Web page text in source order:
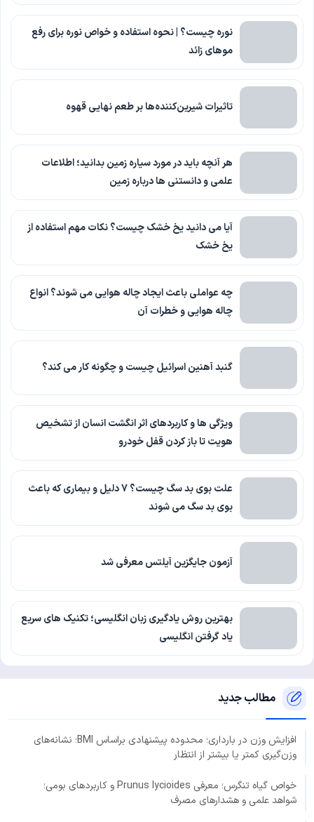
نوره چیست؟ | نحوه استفاده و خواص نوره برای رفع
موهای زائد
تاثیرات شیرین‌کننده‌ها بر طعم نهایی قهوه
هر آنچه باید در مورد سیاره زمین بدانید؛ اطلاعات
علمی و دانستنی ها درباره زمین
آیا می دانید یخ خشک چیست؟ نکات مهم استفاده از
یخ خشک
چه عواملی باعث ایجاد چاله هوایی می‌ شوند؟ انواع
چاله هوایی و خطرات آن
گنبد آهنین اسرائیل چیست و چگونه کار می کند؟
ویژگی ها و کاربردهای اثر انگشت انسان از تشخیص
هویت تا باز کردن قفل خودرو
علت بوی بد سگ چیست؟ 7 دلیل و بیماری که باعث
بوی بد سگ می شوند
آزمون جایگزین آیلتس معرفی شد
بهترین روش یادگیری زبان انگلیسی؛ تکنیک های سریع
یاد گرفتن انگلیسی
مطالب جدید
افزایش وزن در بارداری؛ محدوده پیشنهادی براساس BMI؛ نشانه‌های
وزن‌گیری کمتر یا بیشتر از انتظار
خواص گیاه تنگرس؛ معرفی Prunus lycioides و کاربردهای بومی؛
شواهد علمی و هشدارهای مصرف